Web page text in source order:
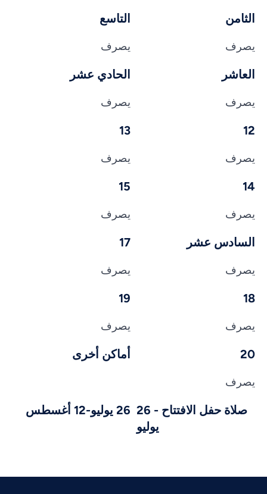
الثامن
يصرف
التاسع
يصرف
العاشر
يصرف
الحادي عشر
يصرف
12
يصرف
13
يصرف
14
يصرف
15
يصرف
السادس عشر
يصرف
17
يصرف
18
يصرف
19
يصرف
20
يصرف
أماكن أخرى
صلاة حفل الافتتاح - 26
يوليو
26 يوليو-12 أغسطس